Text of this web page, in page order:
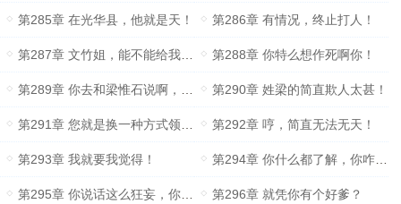
第285章 在光华县，他就是天！ 第286章 有情况，终止打人！
第287章 文竹姐，能不能给我个面子…… 第288章 你特么想作死啊你！
第289章 你去和梁惟石说啊，看他信不信你？ 第290章 姓梁的简直欺人太甚！
第291章 您就是换一种方式领导我们而已！ 第292章 哼，简直无法无天！
第293章 我就要我觉得！ 第294章 你什么都了解，你咋不上天呢你？
第295章 你说话这么狂妄，你家里人知道吗？ 第296章 就凭你有个好爹？